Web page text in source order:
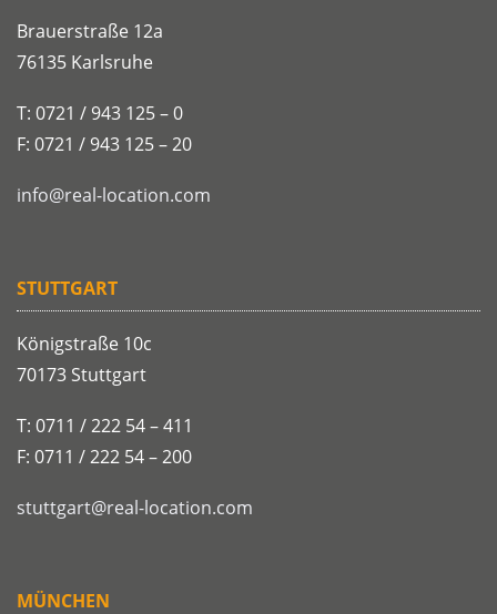
Brauerstraße 12a
76135 Karlsruhe
T: 0721 / 943 125 – 0
F: 0721 / 943 125 – 20
info@real-location.com
STUTTGART
Königstraße 10c
70173 Stuttgart
T: 0711 / 222 54 – 411
F: 0711 / 222 54 – 200
stuttgart@real-location.com
MÜNCHEN